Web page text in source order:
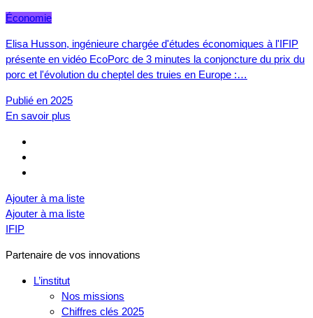
Économie
Elisa Husson, ingénieure chargée d'études économiques à l'IFIP
présente en vidéo EcoPorc de 3 minutes la conjoncture du prix du
porc et l'évolution du cheptel des truies en Europe :…
Publié en 2025
En savoir plus
Ajouter à ma liste
Ajouter à ma liste
IFIP
Partenaire de vos innovations
L’institut
Nos missions
Chiffres clés 2025